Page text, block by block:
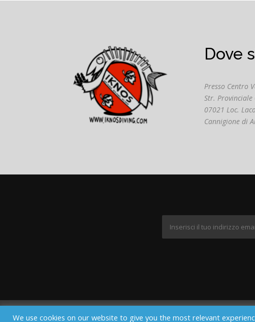
Dove
Presso Centro
Str. Provinciale
07021 Loc.
Cannigione di
We use cookies on our website to give you the most relevant